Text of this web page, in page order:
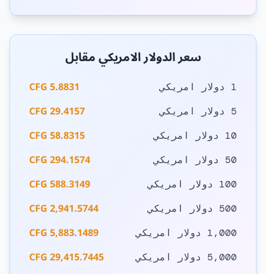
سعر الدولار الامريكي مقابل
1 دولار امريكي 5.8831 CFG
5 دولار امريكي 29.4157 CFG
10 دولار امريكي 58.8315 CFG
50 دولار امريكي 294.1574 CFG
100 دولار امريكي 588.3149 CFG
500 دولار امريكي 2,941.5744 CFG
1,000 دولار امريكي 5,883.1489 CFG
5,000 دولار امريكي 29,415.7445 CFG